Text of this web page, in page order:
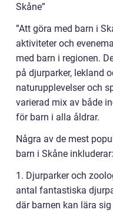
Skåne”
”Att göra med barn i
aktiviteter och
med barn i regionen.
på djurparker, lekland
naturupplevelser och
varierad mix av både
för barn i alla åldrar.
Några av de mest
barn i Skåne inkluderar:
1. Djurparker och
antal fantastiska
där barnen kan lära